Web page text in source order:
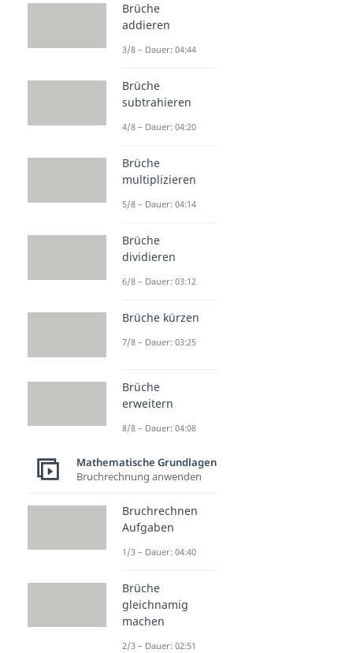
Brüche
addieren
3/8 – Dauer: 04:44
Brüche
subtrahieren
4/8 – Dauer: 04:20
Brüche
multiplizieren
5/8 – Dauer: 04:14
Brüche
dividieren
6/8 – Dauer: 03:12
Brüche kürzen
7/8 – Dauer: 03:25
Brüche
erweitern
8/8 – Dauer: 04:08
Mathematische Grundlagen
Bruchrechnung anwenden
Bruchrechnen
Aufgaben
1/3 – Dauer: 04:40
Brüche
gleichnamig
machen
2/3 – Dauer: 02:51